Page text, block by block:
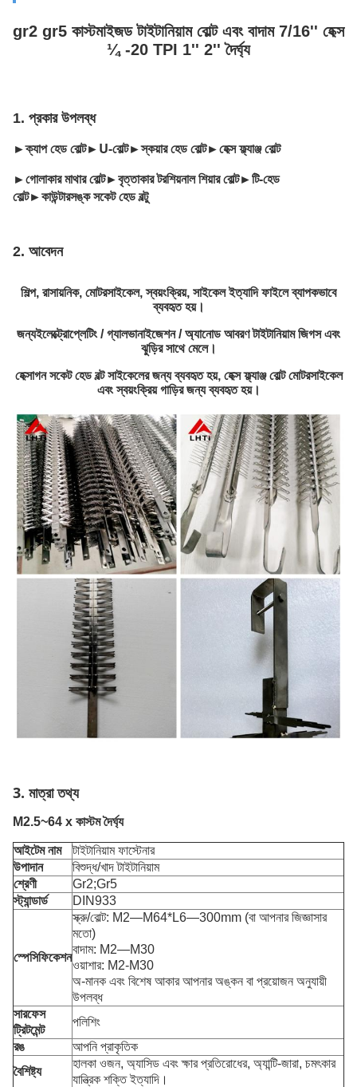
gr2 gr5 কাস্টমাইজড টাইটানিয়াম বোল্ট এবং বাদাম 7/16'' হেক্স
¼ -20 TPI 1'' 2'' দৈর্ঘ্য
1. প্রকার উপলব্ধ
►ক্যাপ হেড বোল্ট► U-বোল্ট►স্কয়ার হেড বোল্ট►হেক্স ফ্ল্যাঞ্জ বোল্ট
►গোলাকার মাথার বোল্ট►বৃত্তাকার টরশিয়নাল শিয়ার বোল্ট►টি-হেড
বোল্ট►কাউন্টারসঙ্ক সকেট হেড বল্টু
2. আবেদন
শিল্প, রাসায়নিক, মোটরসাইকেল, স্বয়ংক্রিয়, সাইকেল ইত্যাদি ফাইলে ব্যাপকভাবে
ব্যবহৃত হয়।
জন্যইলেক্ট্রোপ্লেটিং / গ্যালভানাইজেশন / অ্যানোড আবরণ টাইটানিয়াম জিগস এবং
ঝুড়ির সাথে মেলে।
হেক্সাগন সকেট হেড বল্ট সাইকেলের জন্য ব্যবহৃত হয়, হেক্স ফ্ল্যাঞ্জ বোল্ট মোটরসাইকেল
এবং স্বয়ংক্রিয় গাড়ির জন্য ব্যবহৃত হয়।
3. মাত্রা তথ্য
M2.5~64 x কাস্টম দৈর্ঘ্য
আইটেম নাম
টাইটানিয়াম ফাস্টেনার
উপাদান
বিশুদ্ধ/খাদ টাইটানিয়াম
শ্রেণী
Gr2;Gr5
স্ট্যান্ডার্ড
DIN933
স্পেসিফিকেশন
স্ক্রু/বোল্ট: M2—M64*L6—300mm (বা আপনার জিজ্ঞাসার
মতো)
বাদাম: M2—M30
ওয়াশার: M2-M30
অ-মানক এবং বিশেষ আকার আপনার অঙ্কন বা প্রয়োজন অনুযায়ী
উপলব্ধ
সারফেস
ট্রিটমেন্ট
পলিশিং
রঙ
আপনি প্রাকৃতিক
বৈশিষ্ট্য
হালকা ওজন, অ্যাসিড এবং ক্ষার প্রতিরোধের, অ্যান্টি-জারা, চমৎকার
যান্ত্রিক শক্তি ইত্যাদি।